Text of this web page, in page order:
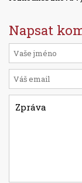
Napsat